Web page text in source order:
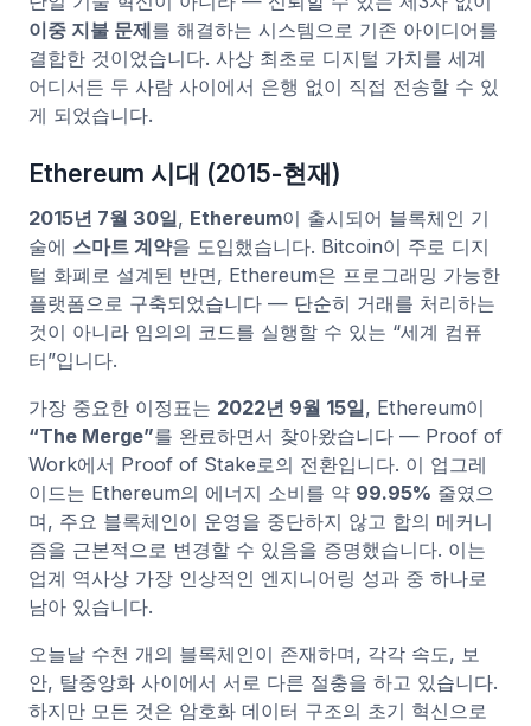
이중 지불 문제를 해결하는 시스템으로 기존 아이디어를
결합한 것이었습니다. 사상 최초로 디지털 가치를 세계
어디서든 두 사람 사이에서 은행 없이 직접 전송할 수 있
게 되었습니다.
Ethereum 시대 (2015-현재)
2015년 7월 30일, Ethereum이 출시되어 블록체인 기
술에 스마트 계약을 도입했습니다. Bitcoin이 주로 디지
털 화폐로 설계된 반면, Ethereum은 프로그래밍 가능한
플랫폼으로 구축되었습니다 — 단순히 거래를 처리하는
것이 아니라 임의의 코드를 실행할 수 있는 “세계 컴퓨
터”입니다.
가장 중요한 이정표는 2022년 9월 15일, Ethereum이
“The Merge”를 완료하면서 찾아왔습니다 — Proof of
Work에서 Proof of Stake로의 전환입니다. 이 업그레
이드는 Ethereum의 에너지 소비를 약 99.95% 줄였으
며, 주요 블록체인이 운영을 중단하지 않고 합의 메커니
즘을 근본적으로 변경할 수 있음을 증명했습니다. 이는
업계 역사상 가장 인상적인 엔지니어링 성과 중 하나로
남아 있습니다.
오늘날 수천 개의 블록체인이 존재하며, 각각 속도, 보
안, 탈중앙화 사이에서 서로 다른 절충을 하고 있습니다.
하지만 모든 것은 암호화 데이터 구조의 초기 혁신으로